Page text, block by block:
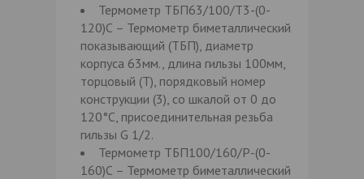
Термометр ТБП63/100/Т3-(0-
120)С – Термометр биметаллический
показывающий (ТБП), диаметр
корпуса 63мм., длина гильзы 100мм,
торцовый (Т), порядковый номер
конструкции (3), со шкалой от 0 до
120°С, присоединительная резьба
гильзы G 1/2.
Термометр ТБП100/160/Р-(0-
160)С – Термометр биметаллический